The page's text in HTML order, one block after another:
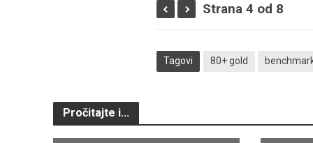
Strana 4 od 8
Tagovi 80+ gold
Pročitajte i...